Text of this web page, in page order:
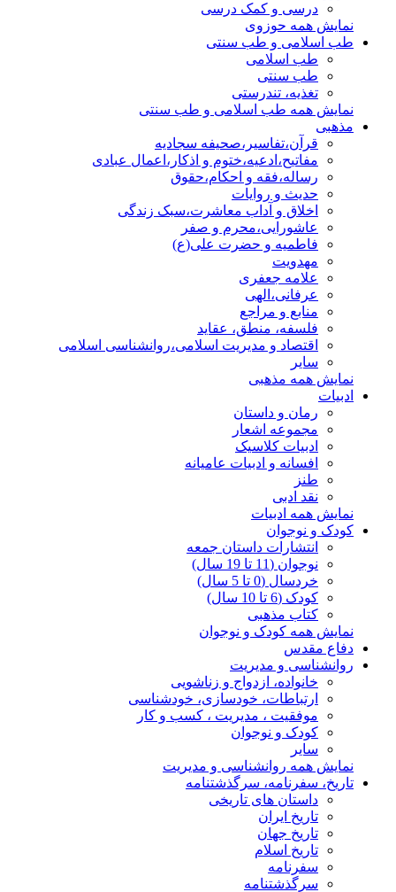
درسی و کمک درسی
نمایش همه حوزوی
طب اسلامی و طب سنتی
طب اسلامی
طب سنتی
تغذیه، تندرستی
نمایش همه طب اسلامی و طب سنتی
مذهبی
قرآن،تفاسیر،صحیفه سجادیه
مفاتیح،ادعیه،ختوم و اذکار،اعمال عبادی
رساله،فقه و احکام،حقوق
حدیث و روایات
اخلاق و آداب معاشرت،سبک زندگی
عاشورایی،محرم و صفر
فاطمیه و حضرت علی(ع)
مهدویت
علامه جعفری
عرفانی،الهی
منابع و مراجع
فلسفه، منطق، عقاید
اقتصاد و مدیریت اسلامی،روانشناسی اسلامی
سایر
نمایش همه مذهبی
ادبیات
رمان و داستان
مجموعه اشعار
ادبیات کلاسیک
افسانه و ادبیات عامیانه
طنز
نقد ادبی
نمایش همه ادبیات
کودک و نوجوان
انتشارات داستان جمعه
نوجوان (11 تا 19 سال)
خردسال (0 تا 5 سال)
کودک (6 تا 10 سال)
کتاب مذهبی
نمایش همه کودک و نوجوان
دفاع مقدس
روانشناسی و مدیریت
خانواده، ازدواج و زناشویی
ارتباطات، خودسازی، خودشناسی
موفقیت ، مدیریت ، کسب و کار
کودک و نوجوان
سایر
نمایش همه روانشناسی و مدیریت
تاریخ، سفرنامه، سرگذشتنامه
داستان های تاریخی
تاریخ ایران
تاریخ جهان
تاریخ اسلام
سفرنامه
سرگذشتنامه